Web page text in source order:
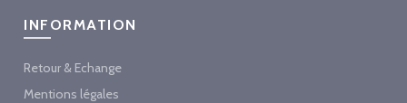
INFORMATION
Retour & Echange
Mentions légales